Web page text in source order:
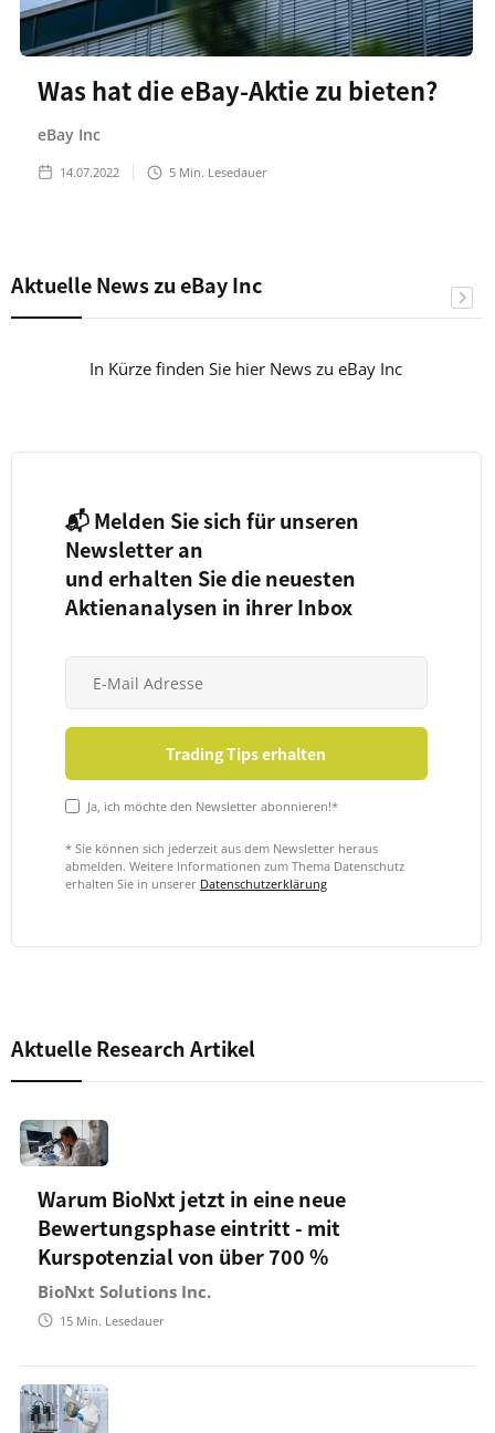
Was hat die eBay-Aktie zu bieten?
eBay Inc
14.07.2022 5 Min. Lesedauer
Aktuelle News zu eBay Inc
In Kürze finden Sie hier News zu eBay Inc
📬 Melden Sie sich für unseren
Newsletter an
und erhalten Sie die neuesten
Aktienanalysen in ihrer Inbox
Ja, ich möchte den Newsletter abonnieren!*
* Sie können sich jederzeit aus dem Newsletter heraus
abmelden. Weitere Informationen zum Thema Datenschutz
erhalten Sie in unserer Datenschutzerklärung
Aktuelle Research Artikel
Warum BioNxt jetzt in eine neue
Bewertungsphase eintritt - mit
Kurspotenzial von über 700 %
BioNxt Solutions Inc.
15 Min. Lesedauer